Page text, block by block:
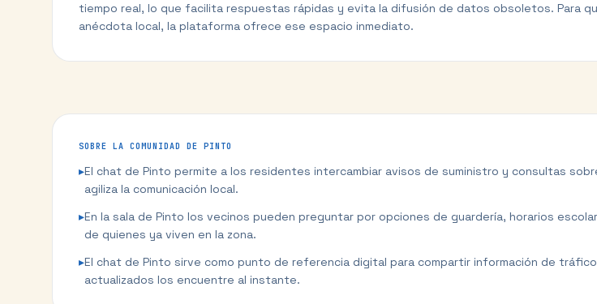
tiempo real, lo que facilita respuestas rápidas y evita la difusión de datos obsoletos. Para
anécdota local, la plataforma ofrece ese espacio inmediato.
SOBRE LA COMUNIDAD DE PINTO
▸El chat de Pinto permite a los residentes intercambiar avisos de suministro y consultas
agiliza la comunicación local.
▸En la sala de Pinto los vecinos pueden preguntar por opciones de guardería, horarios
de quienes ya viven en la zona.
▸El chat de Pinto sirve como punto de referencia digital para compartir información de
actualizados los encuentre al instante.